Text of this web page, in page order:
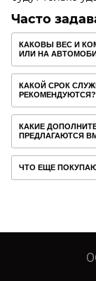
Часто
КАКОВЫ ВЕС И
ИЛИ НА
КАКОЙ СРОК
РЕКОМЕНДУЮТСЯ?
КАКИЕ
ПРЕДЛАГАЮТСЯ
ЧТО ЕЩЕ